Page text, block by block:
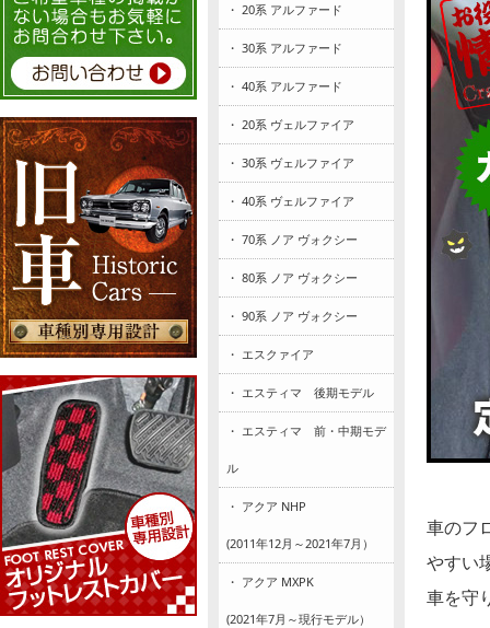
車のフ
やすい
車を守
・ 20系 アルファード
・ 30系 アルファード
・ 40系 アルファード
・ 20系 ヴェルファイア
・ 30系 ヴェルファイア
・ 40系 ヴェルファイア
・ 70系 ノア ヴォクシー
・ 80系 ノア ヴォクシー
・ 90系 ノア ヴォクシー
・ エスクァイア
・ エスティマ 後期モデル
・ エスティマ 前・中期モデ
ル
・ アクア NHP
(2011年12月～2021年7月）
・ アクア MXPK
(2021年7月～現行モデル）